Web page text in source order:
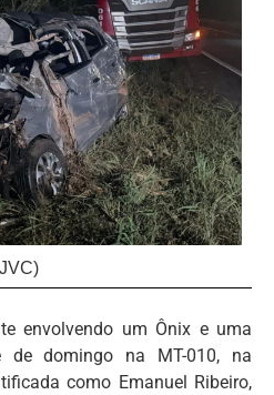
envolvendo um Ônix e uma
de domingo na MT-010, na
como Emanuel Ribeiro,